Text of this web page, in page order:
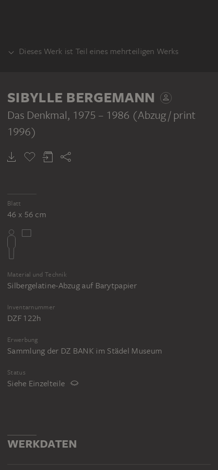
Dieses Werk ist Teil eines mehrteiligen Werks
Denkmal
SIBYLLE BERGEMANN
Das Denkmal, 1975 – 1986 (Abzug / print
1996)
Blatt
46 x 56 cm
Material und Technik
Silbergelatine-Abzug auf Barytpapier
Inventarnummer
DZF 122h
Erwerbung
Sammlung der DZ BANK im Städel Museum
Status
Siehe Einzelteile
WERKDATEN